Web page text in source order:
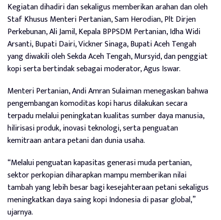
Kegiatan dihadiri dan sekaligus memberikan arahan dan oleh
Staf Khusus Menteri Pertanian, Sam Herodian, Plt Dirjen
Perkebunan, Ali Jamil, Kepala BPPSDM Pertanian, Idha Widi
Arsanti, Bupati Dairi, Vickner Sinaga, Bupati Aceh Tengah
yang diwakili oleh Sekda Aceh Tengah, Mursyid, dan penggiat
kopi serta bertindak sebagai moderator, Agus Iswar.
Menteri Pertanian, Andi Amran Sulaiman menegaskan bahwa
pengembangan komoditas kopi harus dilakukan secara
terpadu melalui peningkatan kualitas sumber daya manusia,
hilirisasi produk, inovasi teknologi, serta penguatan
kemitraan antara petani dan dunia usaha.
“Melalui penguatan kapasitas generasi muda pertanian,
sektor perkopian diharapkan mampu memberikan nilai
tambah yang lebih besar bagi kesejahteraan petani sekaligus
meningkatkan daya saing kopi Indonesia di pasar global,”
ujarnya.